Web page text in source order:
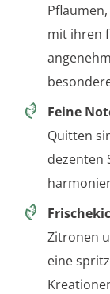
mit ihren
Feine
Quitten
dezenten
Zitronen
eine